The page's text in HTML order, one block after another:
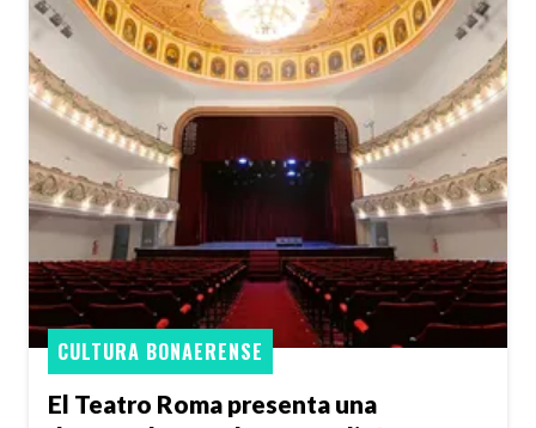
El Teatro Roma presenta una
CULTURA BONAERENSE